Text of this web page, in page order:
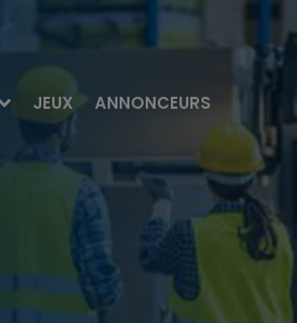
JEUX ANNONCEURS